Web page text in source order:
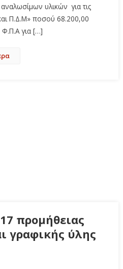
υλικών για τις
Π.Δ.Μ» ποσού 68.200,00
για […]
προμήθειας
γραφικής ύλης